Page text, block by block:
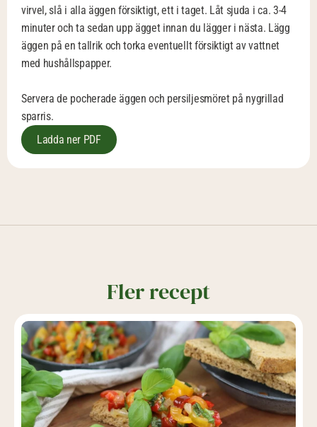
virvel, slå i alla äggen försiktigt, ett i taget. Låt sjuda i ca. 3-4
minuter och ta sedan upp ägget innan du lägger i nästa. Lägg
äggen på en tallrik och torka eventuellt försiktigt av vattnet
med hushållspapper.
Servera de pocherade äggen och persiljesmöret på nygrillad
sparris.
Ladda ner PDF
Fler recept